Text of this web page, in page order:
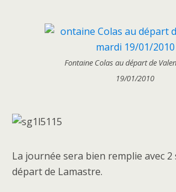
Fontaine Colas au départ de
19/01/2010
La journée sera bien remplie avec 2
départ de Lamastre.